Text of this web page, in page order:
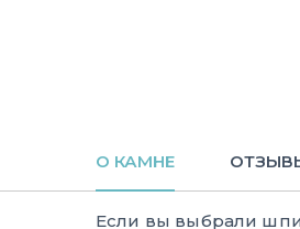
О КАМНЕ
Если вы выбрали